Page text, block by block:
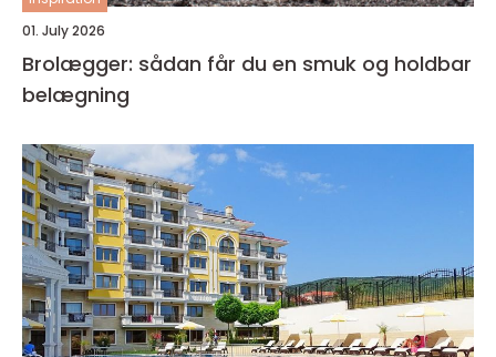
01. July 2026
Brolægger: sådan får du en smuk og holdbar
belægning